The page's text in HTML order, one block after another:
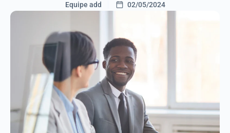
Equipe add 02/05/2024